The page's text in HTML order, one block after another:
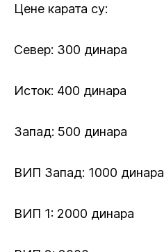
Цене карата су:
Север: 300 динара
Исток: 400 динара
Запад: 500 динара
ВИП Запад: 1000 динара
ВИП 1: 2000 динара